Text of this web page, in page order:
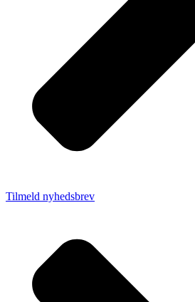
Tilmeld nyhedsbrev